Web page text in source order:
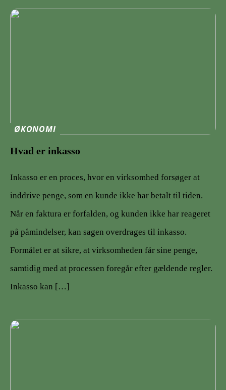
ØKONOMI
Hvad er inkasso
Inkasso er en proces, hvor en virksomhed forsøger at
inddrive penge, som en kunde ikke har betalt til tiden.
Når en faktura er forfalden, og kunden ikke har reageret
på påmindelser, kan sagen overdrages til inkasso.
Formålet er at sikre, at virksomheden får sine penge,
samtidig med at processen foregår efter gældende regler.
Inkasso kan […]